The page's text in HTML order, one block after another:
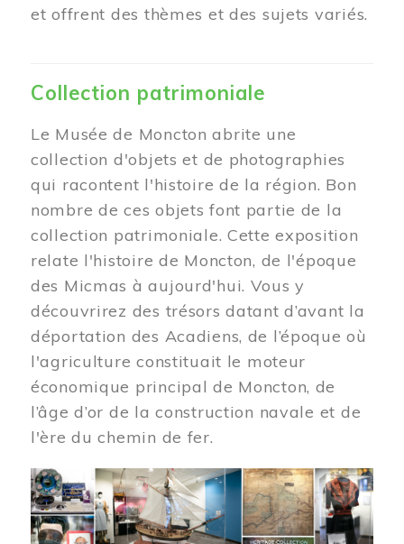
et offrent des thèmes et des sujets variés.
Collection patrimoniale
Le Musée de Moncton abrite une
collection d'objets et de photographies
qui racontent l'histoire de la région. Bon
nombre de ces objets font partie de la
collection patrimoniale. Cette exposition
relate l'histoire de Moncton, de l'époque
des Micmas à aujourd'hui. Vous y
découvrirez des trésors datant d’avant la
déportation des Acadiens, de l’époque où
l'agriculture constituait le moteur
économique principal de Moncton, de
l’âge d’or de la construction navale et de
l'ère du chemin de fer.